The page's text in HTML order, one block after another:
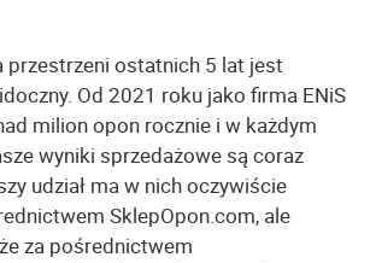
przestrzeni ostatnich 5 lat jest
Od 2021 roku jako firma ENiS
milion opon rocznie i w każdym
wyniki sprzedażowe są coraz
udział ma w nich oczywiście
SklepOpon.com, ale
za pośrednictwem